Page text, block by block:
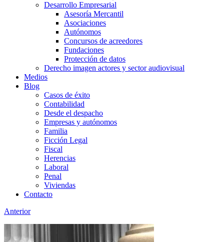
Desarrollo Empresarial
Asesoría Mercantil
Asociaciones
Autónomos
Concursos de acreedores
Fundaciones
Protección de datos
Derecho imagen actores y sector audiovisual
Medios
Blog
Casos de éxito
Contabilidad
Desde el despacho
Empresas y autónomos
Familia
Ficción Legal
Fiscal
Herencias
Laboral
Penal
Viviendas
Contacto
Anterior